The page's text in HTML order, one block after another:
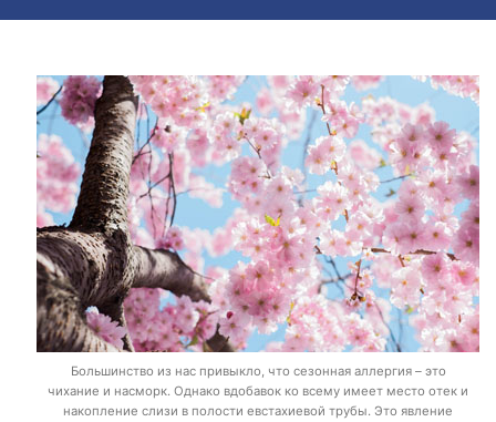
Большинство из нас привыкло, что сезонная аллергия – это
чихание и насморк. Однако вдобавок ко всему имеет место отек и
накопление слизи в полости евстахиевой трубы. Это явление